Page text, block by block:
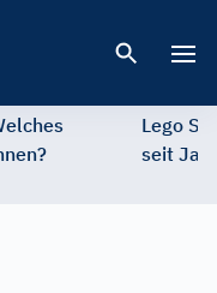
Lego
seit